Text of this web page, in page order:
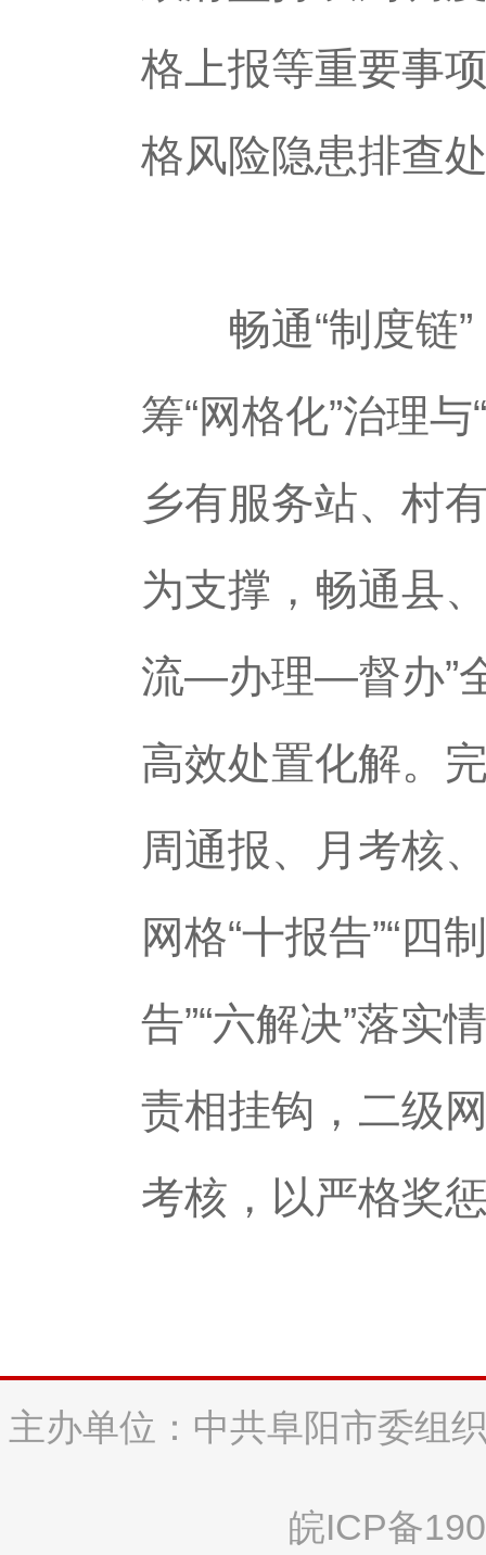
格上报等重要事
格风险隐患排查
畅通“制度链”
筹“网格化”治理
乡有服务站、村
为支撑，畅通县
流—办理—督办”
高效处置化解。
周通报、月考核
网格“十报告”“四
告”“六解决”落实
责相挂钩，二级
考核，以严格奖
主办单位：中共阜阳市委组
皖ICP备